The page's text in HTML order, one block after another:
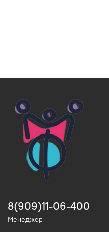
8(909)11-06-400
Менеджер